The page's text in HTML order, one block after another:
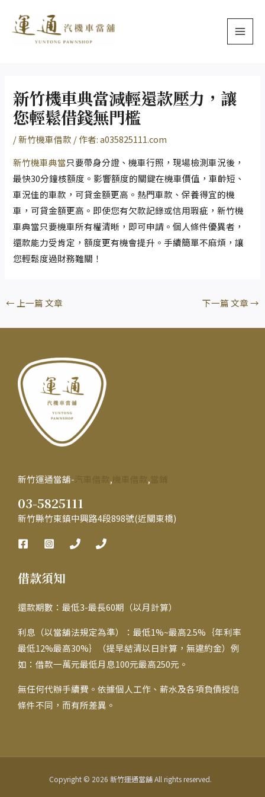
新竹機車典當減輕還款壓力，讓
您輕鬆借錢無門檻
/新竹機車借款 / 作者:a035825111.com
新竹機車典當只要帶身分證、機車行照，現場檢測車況後，
最快30分鐘核額度。影響額度的關鍵在機車價值，車齡短、
車況佳的車款，可貸金額更高。熱門車款、保養得宜的機
車，可貸金額更高。即使您有欠款記錄或信用瑕疵，新竹機
車典當只要機車所有權清晰，即可申請。個人條件優異者，
還款能力受肯定，額度更有機會提升。手續簡單不麻煩，讓
您輕鬆度過財務難關！
navigation
← 上一篇 文章 下一篇 文章→
新竹運通當舖- , ,
03-5825111
新竹縣竹東鎮中興路4段898號(近關東橋)
借款須知
還款期數：最低3-最長60期（以月計算）
利息（以當舖法規定為準）：最低1%~最高2.5%｛年利率
最低12%最高30%｝（提早結清以日計算，無違約金）例
如：借款一萬元最低月息100元最高250元。
無任何代辦手續費。依據個人工作、薪水及各項負債授信
條件不同，而有所差異。
Copyright © 2026 新竹運通當舖 All rights reserved.